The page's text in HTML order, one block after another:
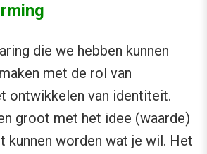
die we hebben kunnen
met de rol van
ontwikkelen van identiteit.
groot met het idee (waarde)
kunnen worden wat je wil. Het